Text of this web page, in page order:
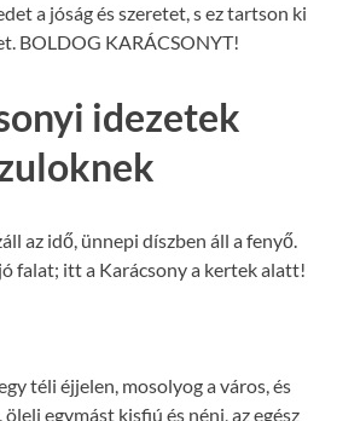
a jóság és szeretet, s ez tartson ki
BOLDOG KARÁCSONYT!
idezetek
az idő, ünnepi díszben áll a fenyő.
falat; itt a Karácsony a kertek alatt!
téli éjjelen, mosolyog a város, és
egymást kisfiú és néni, az egész